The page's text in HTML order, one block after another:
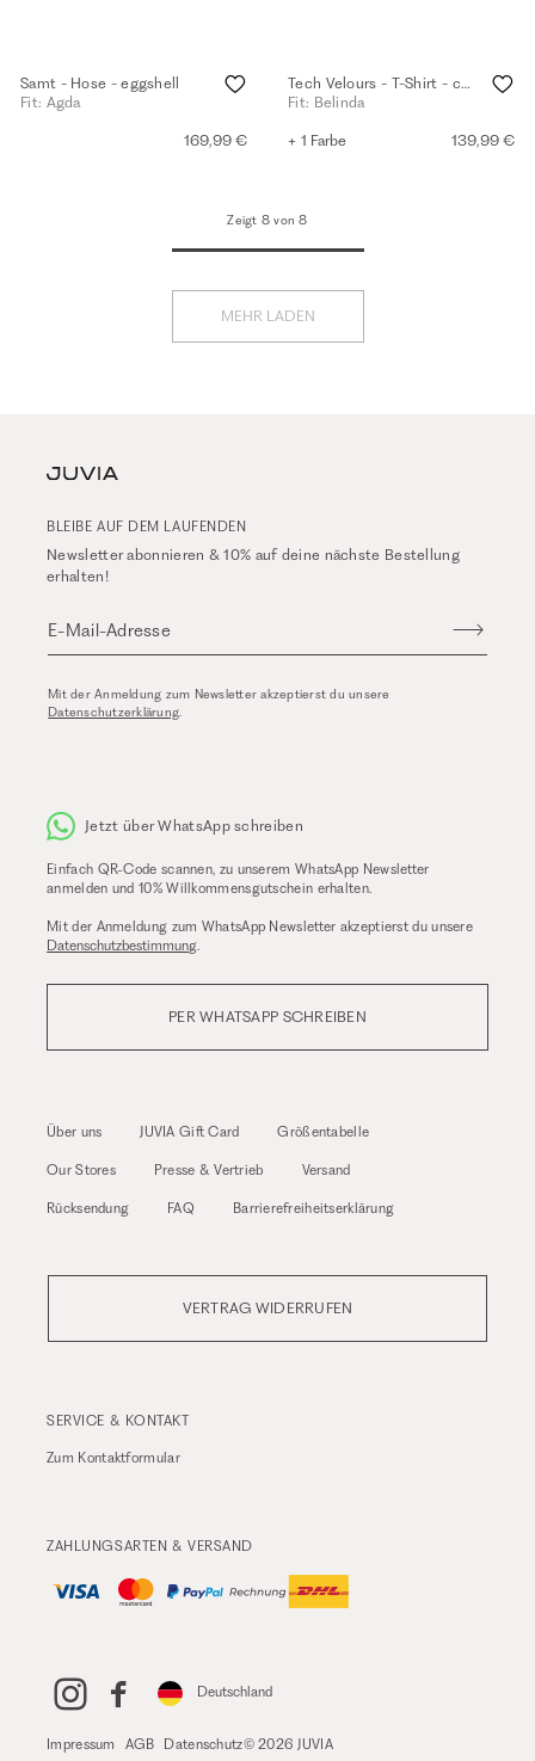
Samt - Hose - eggshell
Fit: Agda
169,99 €
Tech Velours - T-Shirt - camel
Fit: Belinda
+ 1 Farbe 139,99 €
Zeigt 8 von 8
MEHR LADEN
BLEIBE AUF DEM LAUFENDEN
Newsletter abonnieren & 10% auf deine nächste Bestellung
erhalten!
E-Mail-Adresse
Mit der Anmeldung zum Newsletter akzeptierst du unsere
Datenschutzerklärung.
Jetzt über WhatsApp schreiben
Einfach QR-Code scannen, zu unserem WhatsApp Newsletter
anmelden und 10% Willkommensgutschein erhalten.
Mit der Anmeldung zum WhatsApp Newsletter akzeptierst du unsere
Datenschutzbestimmung.
PER WHATSAPP SCHREIBEN
Über uns JUVIA Gift Card Größentabelle
Our Stores Presse & Vertrieb Versand
Rücksendung FAQ Barrierefreiheitserklärung
VERTRAG WIDERRUFEN
SERVICE & KONTAKT
Zum Kontaktformular
ZAHLUNGSARTEN & VERSAND
Deutschland
Impressum AGB Datenschutz© 2026 JUVIA